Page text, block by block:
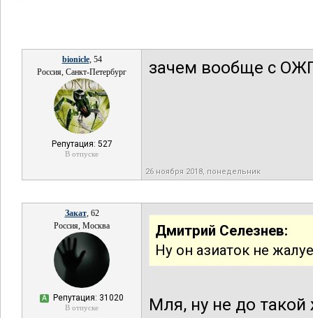
bionicle, 54
Россия, Санкт-Петербург
Репутация: 527
В отпуске
зачем вообще с
26 ноября 2018, понедельник
Закат, 62
Россия, Москва
А Репутация: 31020
В отпуске
Дмитрий Селезнев:
Ну он азиаток не
Мля, ну не до